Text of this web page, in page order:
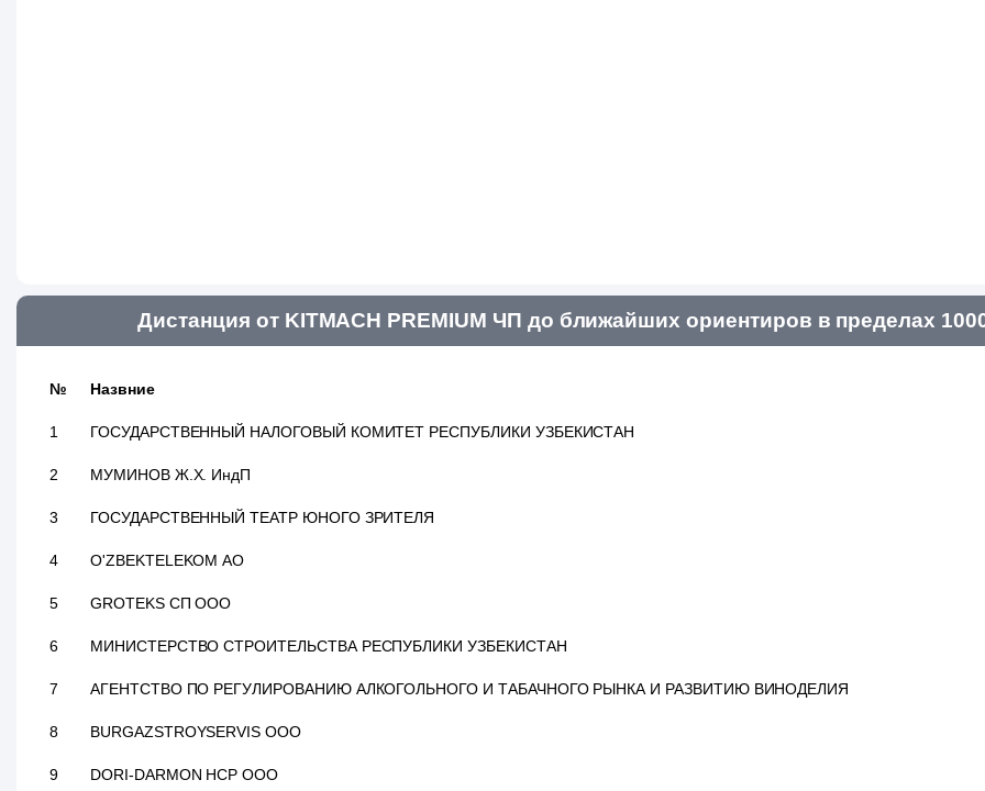
Дистанция от KITMACH PREMIUM ЧП до ближайших ориентиров в пределах
№ Назвние
1 ГОСУДАРСТВЕННЫЙ НАЛОГОВЫЙ КОМИТЕТ РЕСПУБЛИКИ УЗБЕКИСТАН
2 МУМИНОВ Ж.Х. ИндП
3 ГОСУДАРСТВЕННЫЙ ТЕАТР ЮНОГО ЗРИТЕЛЯ
4 O'ZBEKTELEKOM АО
5 GROTEKS СП ООО
6 МИНИСТЕРСТВО СТРОИТЕЛЬСТВА РЕСПУБЛИКИ УЗБЕКИСТАН
7 АГЕНТСТВО ПО РЕГУЛИРОВАНИЮ АЛКОГОЛЬНОГО И ТАБАЧНОГО РЫНКА И РАЗВИТИЮ ВИНОДЕЛИЯ
8 BURGAZSTROYSERVIS ООО
9 DORI-DARMON HCP ООО